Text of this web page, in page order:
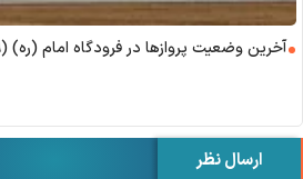
آخرین وضعیت پرواز‌ها در فرودگاه امام (ره) (۲۹ فروردین ۱۴۰۵)
ارسال نظر